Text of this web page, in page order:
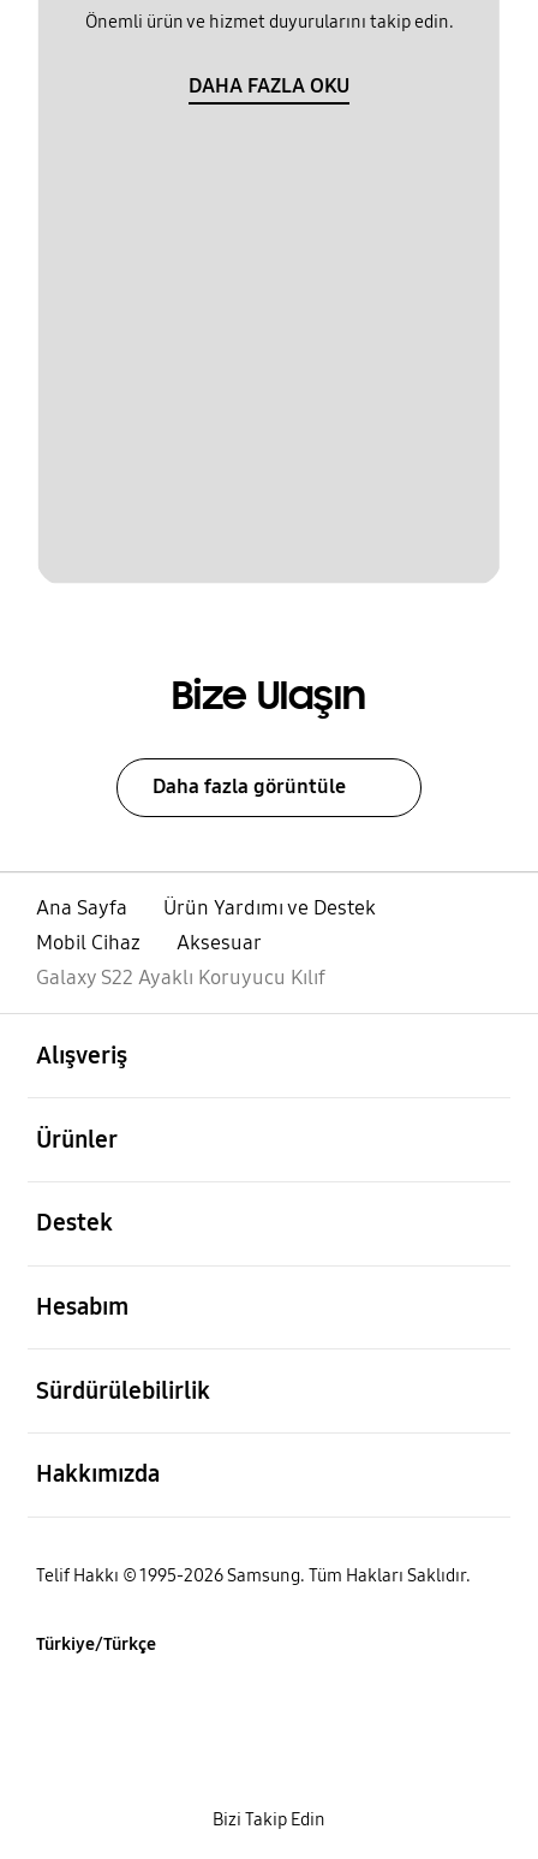
Önemli ürün ve hizmet duyurularını takip edin.
DAHA FAZLA OKU
Bize Ulaşın
Daha fazla görüntüle
Ana Sayfa
Ürün Yardımı ve Destek
Mobil Cihaz
Aksesuar
Galaxy S22 Ayaklı Koruyucu Kılıf
Alışveriş
Ürünler
Destek
Hesabım
Sürdürülebilirlik
Hakkımızda
Telif Hakkı © 1995-2026 Samsung. Tüm Hakları Saklıdır.
Türkiye/Türkçe
Bizi Takip Edin